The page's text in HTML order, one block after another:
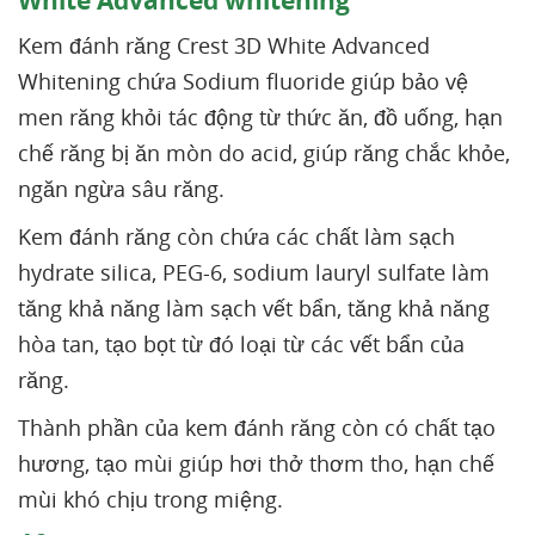
Kem đánh răng Crest 3D White Advanced
Whitening chứa Sodium fluoride giúp bảo vệ
men răng khỏi tác động từ thức ăn, đồ uống, hạn
chế răng bị ăn mòn do acid, giúp răng chắc khỏe,
ngăn ngừa sâu răng.
Kem đánh răng còn chứa các chất làm sạch
hydrate silica, PEG-6, sodium lauryl sulfate làm
tăng khả năng làm sạch vết bẩn, tăng khả năng
hòa tan, tạo bọt từ đó loại từ các vết bẩn của
răng.
Thành phần của kem đánh răng còn có chất tạo
hương, tạo mùi giúp hơi thở thơm tho, hạn chế
mùi khó chịu trong miệng.